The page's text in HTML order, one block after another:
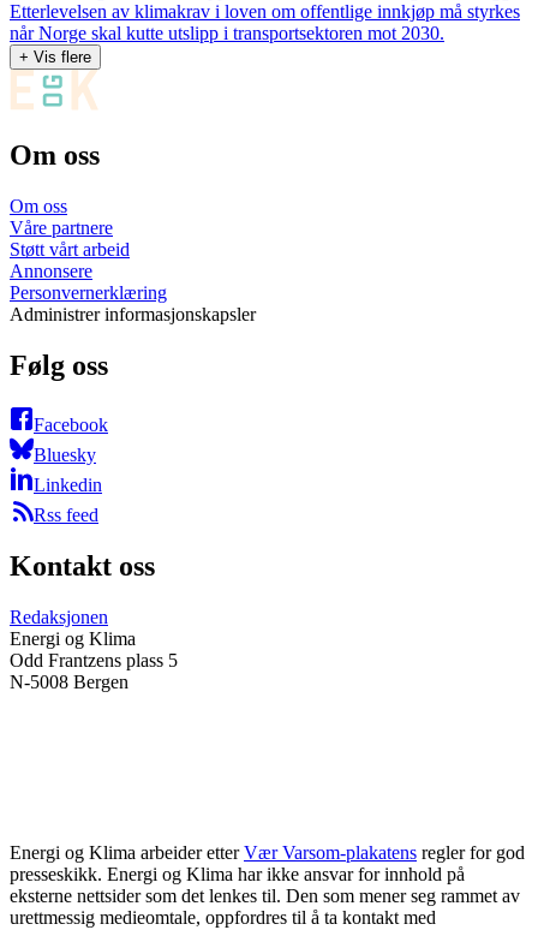
Etterlevelsen av klimakrav i loven om offentlige innkjøp må styrkes
når Norge skal kutte utslipp i transportsektoren mot 2030.
+ Vis flere
Om oss
Om oss
Våre partnere
Støtt vårt arbeid
Annonsere
Personvernerklæring
Administrer informasjonskapsler
Følg oss
Facebook
Bluesky
Linkedin
Rss feed
Kontakt oss
Redaksjonen
Energi og Klima
Odd Frantzens plass 5
N-5008 Bergen
Energi og Klima arbeider etter Vær Varsom-plakatens regler for god
presseskikk. Energi og Klima har ikke ansvar for innhold på
eksterne nettsider som det lenkes til. Den som mener seg rammet av
urettmessig medieomtale, oppfordres til å ta kontakt med